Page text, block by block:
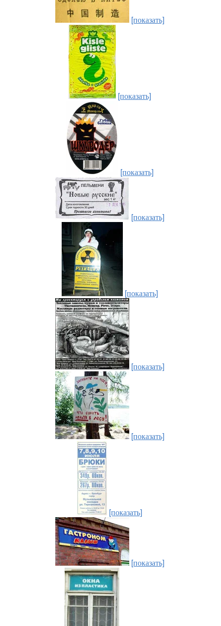
[показать]
[показать]
[показать]
[показать]
[показать]
[показать]
[показать]
[показать]
[показать]